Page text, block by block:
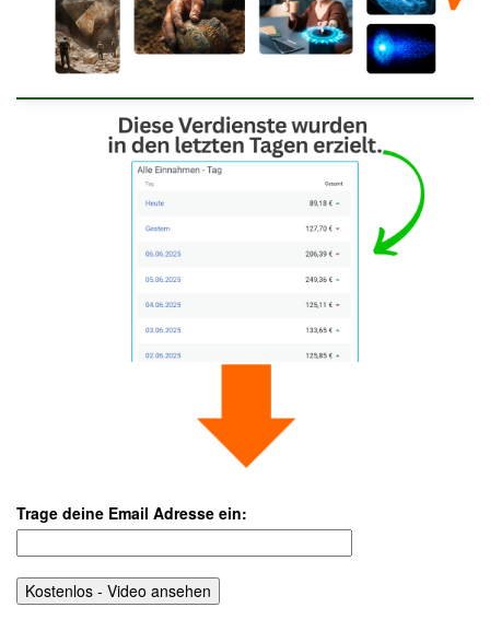
Trage deine Email Adresse ein: